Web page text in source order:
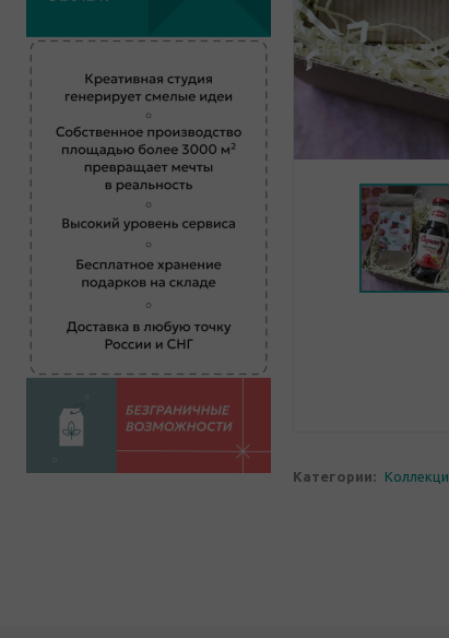
Категории: